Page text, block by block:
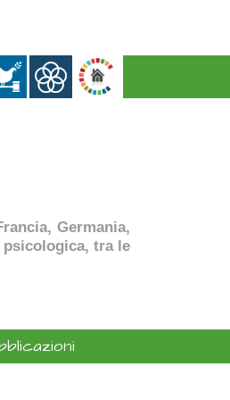
Germania,
psicologica, tra le